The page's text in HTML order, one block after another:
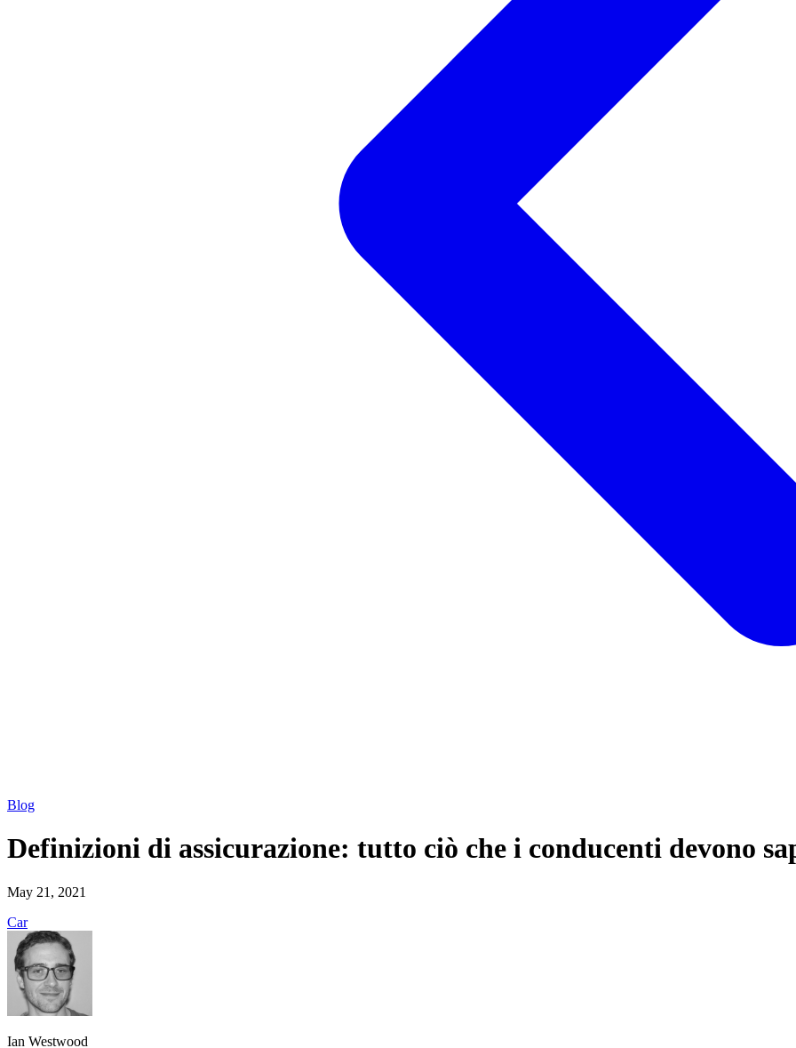
Blog
Definizioni di assicurazione: tutto ciò che i conducenti devono
May 21, 2021
Car
Ian Westwood